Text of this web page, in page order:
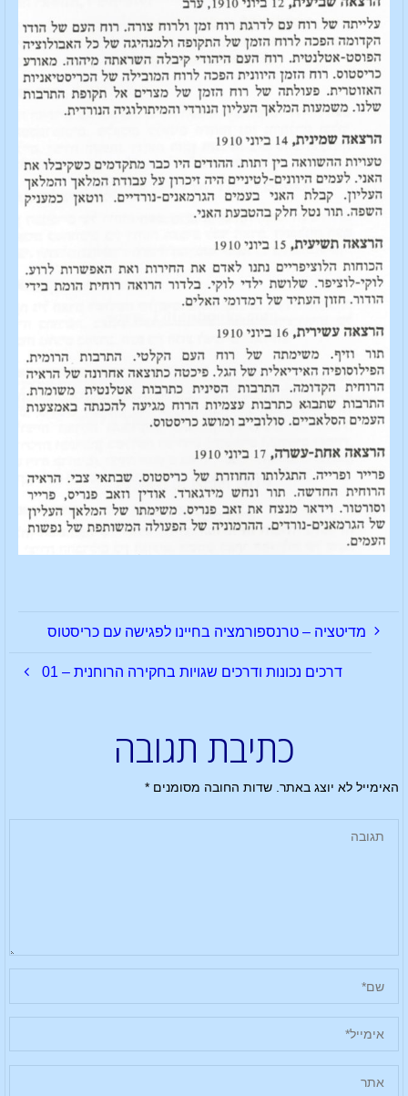
מדיטציה – טרנספורמציה בחיינו לפגישה עם כריסטוס
דרכים נכונות ודרכים שגויות בחקירה הרוחנית – 01
כתיבת תגובה
האימייל לא יוצג באתר. שדות החובה מסומנים*